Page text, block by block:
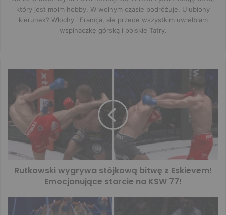
który jest moim hobby. W wolnym czasie podróżuje. Ulubiony
kierunek? Włochy i Francja, ale przede wszystkim uwielbiam
wspinaczkę górską i polskie Tatry.
Rutkowski wygrywa stójkową bitwę z Eskievem!
Emocjonujące starcie na KSW 77!